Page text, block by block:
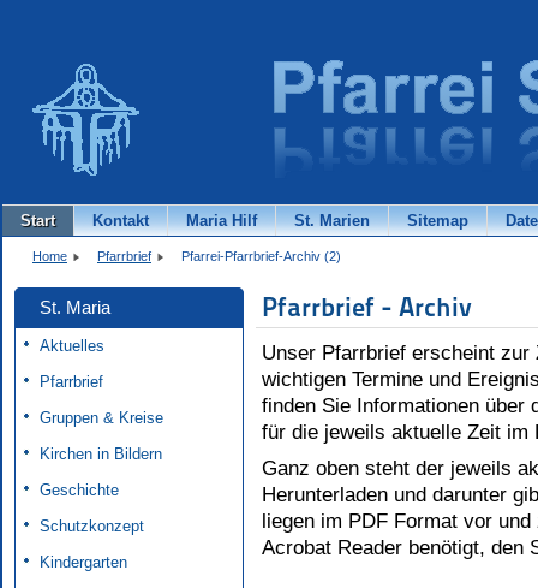
Start Kontakt Maria Hilf St. Marien Sitemap
Home Pfarrbrief Pfarrei-Pfarrbrief-Archiv (2)
St. Maria
Aktuelles
Pfarrbrief
Gruppen & Kreise
Kirchen in Bildern
Geschichte
Schutzkonzept
Kindergarten
Pfarrbrief - Archiv
Unser Pfarrbrief erscheint
wichtigen Termine und
finden Sie Informationen über
für die jeweils aktuelle Zeit im
Ganz oben steht der jeweils
Herunterladen und darunter
liegen im PDF Format vor
Acrobat Reader benötigt, den